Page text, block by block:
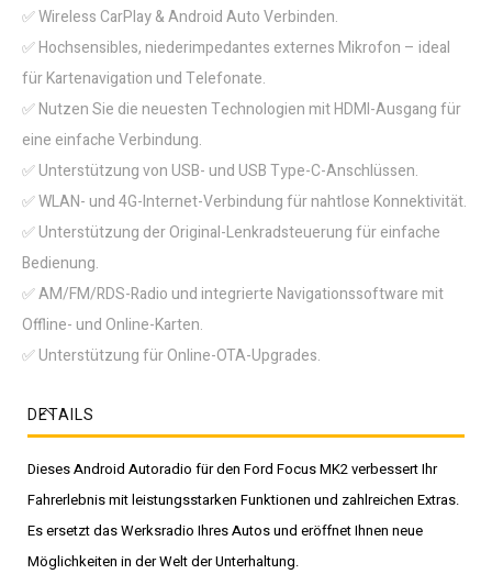
✅ Wireless CarPlay & Android Auto Verbinden.
✅ Hochsensibles, niederimpedantes externes Mikrofon – ideal
für Kartenavigation und Telefonate.
✅ Nutzen Sie die neuesten Technologien mit HDMI-Ausgang für
eine einfache Verbindung.
✅ Unterstützung von USB- und USB Type-C-Anschlüssen.
✅ WLAN- und 4G-Internet-Verbindung für nahtlose Konnektivität.
✅ Unterstützung der Original-Lenkradsteuerung für einfache
Bedienung.
✅ AM/FM/RDS-Radio und integrierte Navigationssoftware mit
Offline- und Online-Karten.
✅ Unterstützung für Online-OTA-Upgrades.
DETAILS
Dieses Android Autoradio für den Ford Focus MK2 verbessert Ihr
Fahrerlebnis mit leistungsstarken Funktionen und zahlreichen Extras.
Es ersetzt das Werksradio Ihres Autos und eröffnet Ihnen neue
Möglichkeiten in der Welt der Unterhaltung.